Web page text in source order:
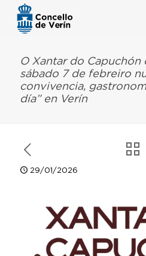
O Xantar do Capuchón
sábado 7 de febreiro
convivencia,
día” en Verín
29/01/2026